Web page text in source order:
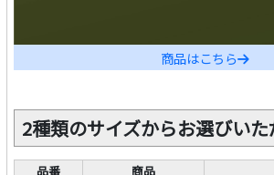
商品はこちら
2種類のサイズからお選びい
品番 商品